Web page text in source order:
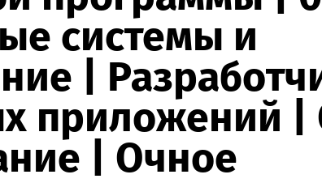
системы и
|
приложений |
| Очное